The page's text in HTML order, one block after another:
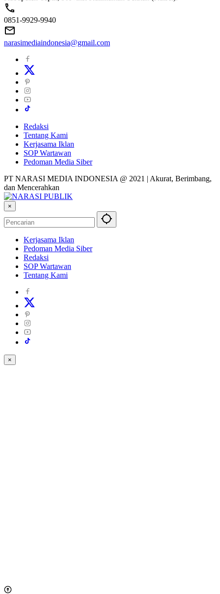
0851-9929-9940
narasimediaindonesia@gmail.com
Redaksi
Tentang Kami
Kerjasama Iklan
SOP Wartawan
Pedoman Media Siber
PT NARASI MEDIA INDONESIA @ 2021 | Akurat, Berimbang,
dan Mencerahkan
×
Kerjasama Iklan
Pedoman Media Siber
Redaksi
SOP Wartawan
Tentang Kami
×